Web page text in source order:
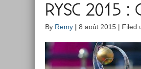
RYSC 2015
By Remy | 8 août 2015 | Filed